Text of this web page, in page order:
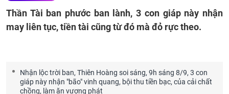
Thần Tài ban phước ban lành, 3 con giáp này nhận
may liên tục, tiền tài cũng từ đó mà đỏ rực theo.
Nhận lộc trời ban, Thiên Hoàng soi sáng, 9h sáng 8/9, 3 con
giáp này nhận "bão" vinh quang, bội thu tiền bạc, của cải chất
chồng, làm ăn vượng phát